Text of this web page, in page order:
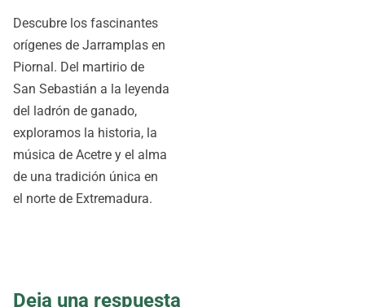
Descubre los fascinantes
orígenes de Jarramplas en
Piornal. Del martirio de
San Sebastián a la leyenda
del ladrón de ganado,
exploramos la historia, la
música de Acetre y el alma
de una tradición única en
el norte de Extremadura.
Deja una respuesta